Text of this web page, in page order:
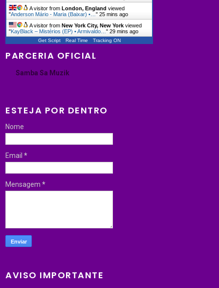
A visitor fromLondon, England viewed
"Anderson Mário - Maria (Baixar) •…"25 mins ago
A visitor fromNew York City, New York viewed
"KayBlack – Mistérios (EP) • Armivaldo…"29 mins ago
Get Script Real Time Tracking ON
PARCERIA OFICIAL
Samba Sa Muzik
ESTEJA POR DENTRO
Nome
Email*
Mensagem*
AVISO IMPORTANTE